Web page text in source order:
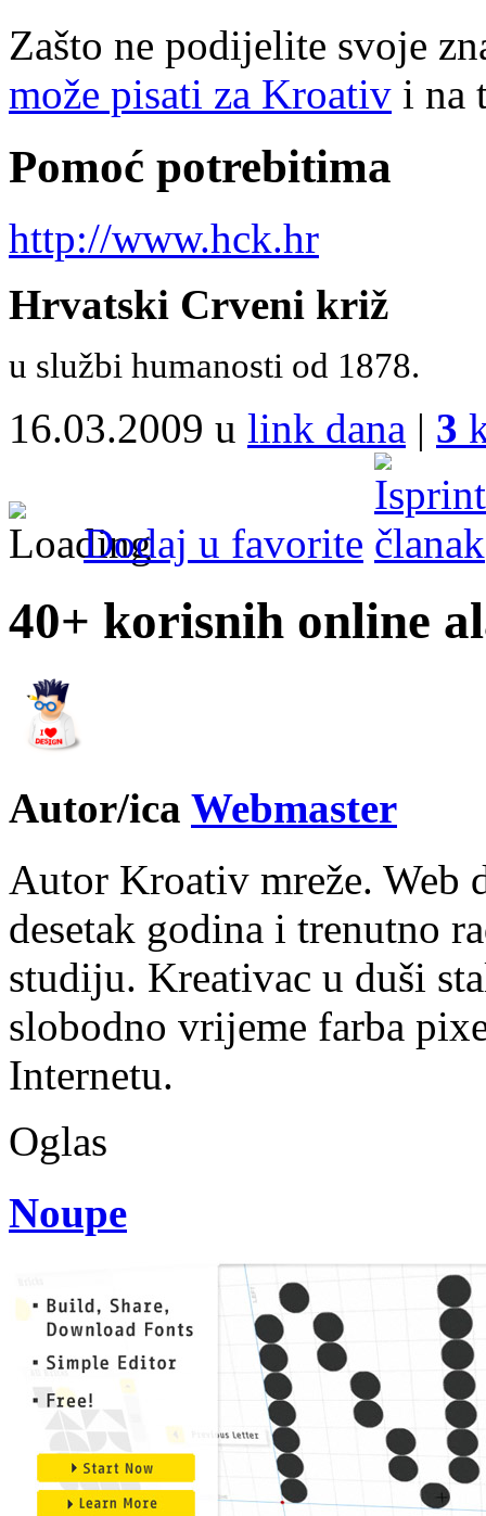
Zašto ne podijelite svoje
može pisati za Kroativ i na
Pomoć potrebitima
http://www.hck.hr
Hrvatski Crveni križ
u službi humanosti od 1878.
16.03.2009 u link dana | 3
Dodaj u favorite
40+ korisnih online
Autor/ica Webmaster
Autor Kroativ mreže. Web
desetak godina i trenutno
studiju. Kreativac u duši
slobodno vrijeme farba
Internetu.
Oglas
Noupe